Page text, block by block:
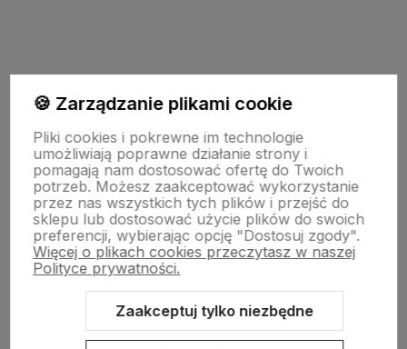
TU JESTEŚMY
INFO O PRODUKCIE
ZGODY
CRAFDECO PRO
🍪 Zarządzanie plikami cookie
Pliki cookies i pokrewne im technologie
umożliwiają poprawne działanie strony i
pomagają nam dostosować ofertę do Twoich
potrzeb. Możesz zaakceptować wykorzystanie
przez nas wszystkich tych plików i przejść do
sklepu lub dostosować użycie plików do swoich
preferencji, wybierając opcję "Dostosuj zgody".
Więcej o plikach cookies przeczytasz w naszej
Polityce prywatności.
Zaakceptuj tylko niezbędne